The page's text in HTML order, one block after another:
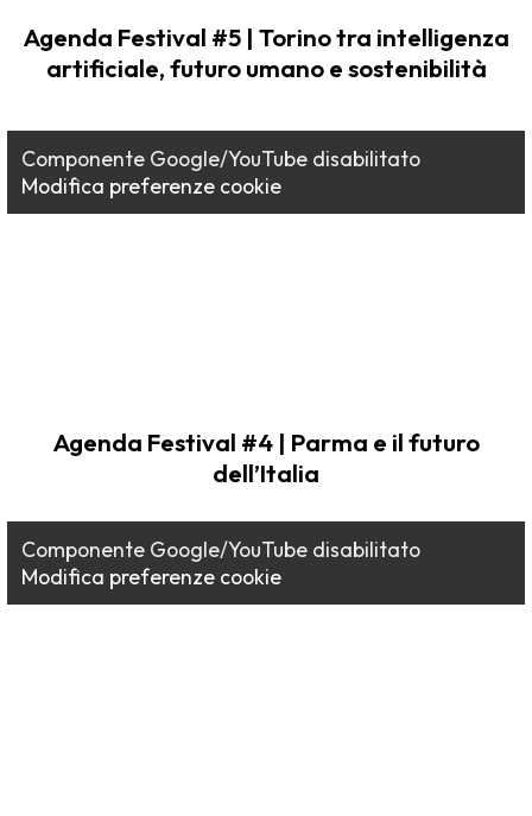
Agenda Festival #5 | Torino tra intelligenza
artificiale, futuro umano e sostenibilità
Componente Google/YouTube disabilitato
Modifica preferenze cookie
Agenda Festival #4 | Parma e il futuro
dell’Italia
Componente Google/YouTube disabilitato
Modifica preferenze cookie